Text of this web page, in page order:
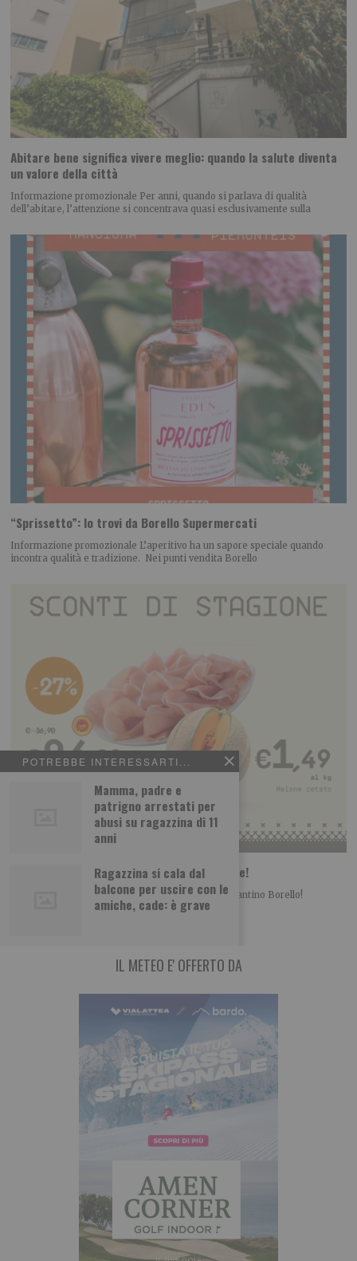
POTREBBE INTERESSARTI...
Mamma, padre e
patrigno arrestati per
abusi su ragazzina di 11
anni
Ragazzina si cala dal
balcone per uscire con le
amiche, cade: è grave
Abitare bene significa vivere meglio: quando la salute diventa
un valore della città
Informazione promozionale Per anni, quando si parlava di qualità
dell’abitare, l’attenzione si concentrava quasi esclusivamente sulla
“Sprissetto”: lo trovi da Borello Supermercati
Informazione promozionale L’aperitivo ha un sapore speciale quando
incontra qualità e tradizione. Nei punti vendita Borello
Borello supermercati: ecco le nuove offerte!
Informazione promozionale È arrivato il nuovo volantino Borello!
Approfitta delle offerte fino al 1 luglio e
IL METEO E' OFFERTO DA